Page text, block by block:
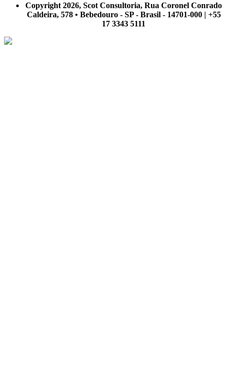
Copyright 2026, Scot Consultoria, Rua Coronel Conrado
Caldeira, 578 • Bebedouro - SP - Brasil - 14701-000 | +55
17 3343 5111